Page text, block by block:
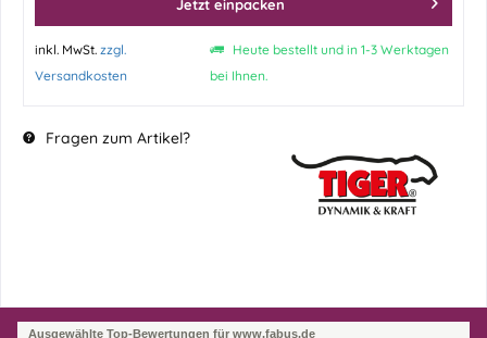
Jetzt einpacken
inkl. MwSt. zzgl.
Versandkosten
Heute bestellt und in 1-3 Werktagen
bei Ihnen.
Fragen zum Artikel?
Ausgewählte Top-Bewertungen für www.fabus.de